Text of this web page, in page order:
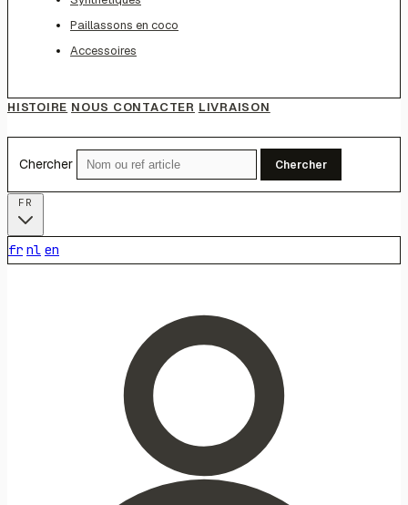
Paillassons en coco
Accessoires
HISTOIRE NOUS CONTACTER LIVRAISON
Chercher Chercher
fr nl en